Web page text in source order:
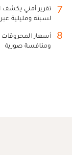
7
تقرير أمني يكشف
لسبتة ومليلية
8
أسعار
ومنافسة صورية